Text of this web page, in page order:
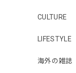
CULTURE
LIFESTYLE
海外の雑誌